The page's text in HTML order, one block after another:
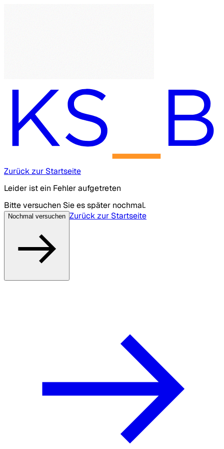
Zurück zur Startseite
Leider ist ein Fehler aufgetreten
Bitte versuchen Sie es später nochmal.
Nochmal versuchen Zurück zur Startseite